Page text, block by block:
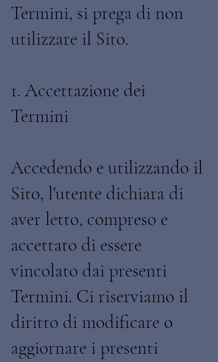
Termini, si prega di non
utilizzare il Sito.
1. Accettazione dei
Termini
Accedendo e utilizzando il
Sito, l'utente dichiara di
aver letto, compreso e
accettato di essere
vincolato dai presenti
Termini. Ci riserviamo il
diritto di modificare o
aggiornare i presenti